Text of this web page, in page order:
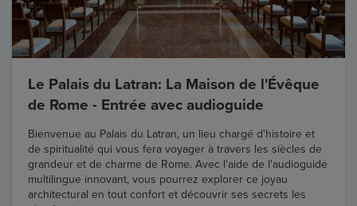
Le Palais du Latran: La Maison de l'Évêque
de Rome - Entrée avec audioguide
Bienvenue au Palais du Latran, un lieu chargé d'histoire et
de spiritualité qui vous fera voyager à travers les siècles de
grandeur et de charme de Rome. Avec l'aide de l'audioguide
multilingue innovant, vous pourrez explorer ce joyau
architectural en tout confort et découvrir ses secrets les